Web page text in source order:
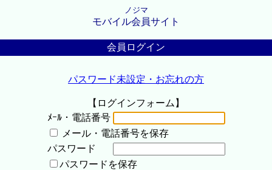
ノジマ
モバイル会員サイト
会員ログイン
パスワード未設定・お忘れの方
【ログインフォーム】
ﾒｰﾙ・電話番号
メール・電話番号を保存
パスワード
パスワードを保存